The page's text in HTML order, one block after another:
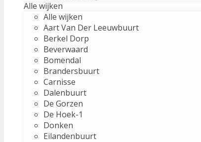
Alle wijken
Alle wijken
Aart Van Der Leeuwbuurt
Berkel Dorp
Beverwaard
Bomendal
Brandersbuurt
Carnisse
Dalenbuurt
De Gorzen
De Hoek-1
Donken
Eilandenbuurt